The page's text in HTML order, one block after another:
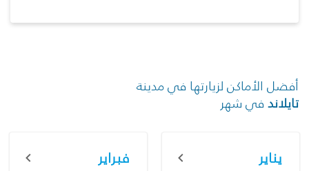
أفضل الأماكن لزيارتها في مدينة
تايلاند في شهر
يناير فبراير